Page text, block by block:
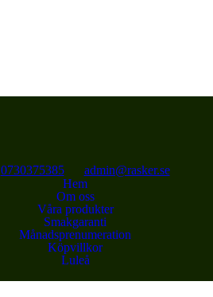
0730375385
admin@rasker.se
Hem
Om oss
Våra produkter
Smakgaranti
Månadsprenumeration
Köpvillkor
Luleå